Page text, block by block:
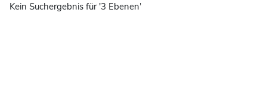
Kein Suchergebnis für '3 Ebenen'